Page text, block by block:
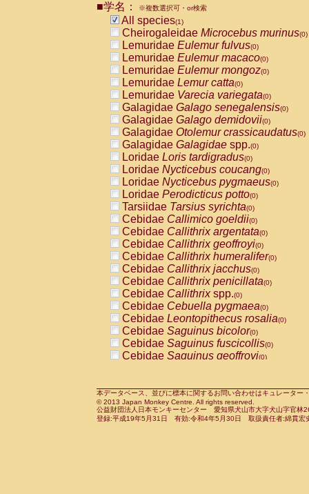
CebidaeCebus nigrivittatus
CebidaeCebus
CebidaeSaimiri boliviensis(0)
CebidaeSaimiri sciureus(0)
AtelidaeAlouatta caraya(0)
AtelidaeAlouatta fusca(0)
AtelidaeAlouatta seniculus
AtelidaeAlouattaspp.(0)
AtelidaeAteles belzebuth(0)
AtelidaeAteles geoffroyi(0)
AtelidaeAteles paniscus(0)
AtelidaeAtelesspp.(0)
Atelidae Lagothrix lagothricha
AtelidaeLagothrix lagothricha cana
PitheciidaeCacajao calvus
PitheciidaeCallicebus cupreus
PitheciidaeCallicebus donacophilus
PitheciidaeCallicebus moloch
PitheciidaeCallicebus torquatus
PitheciidaeCallicebusspp.(0)
PitheciidaeChiropotes satanas(0)
PitheciidaePithecia monachus
PitheciidaePithecia pithecia(0)
CercopithecidaeCercocebus agilis
CercopithecidaeCercocebus
CercopithecidaeCercocebus
CercopithecidaeCercocebus
CercopithecidaeCercocebus
CercopithecidaeCercocebushybrid
CercopithecidaePapio anubis(0)
CercopithecidaePapio cynocephalus
CercopithecidaePapio hamadryas(0)
■学名： ※複数選択可・or検索
All species(1)
Cheirogaleidae Microcebus murinus(0)
Lemuridae Eulemur fulvus(0)
Lemuridae Eulemur macaco(0)
Lemuridae Eulemur mongoz(0)
Lemuridae Lemur catta(0)
Lemuridae Varecia variegata(0)
Galagidae Galago senegalensis(0)
Galagidae Galago demidovii(0)
Galagidae Otolemur crassicaudatus(0)
Galagidae Galagidae spp.(0)
Loridae Loris tardigradus(0)
Loridae Nycticebus coucang(0)
Loridae Nycticebus pygmaeus(0)
Loridae Perodicticus potto(0)
Tarsiidae Tarsius syrichta(0)
Cebidae Callimico goeldii(0)
Cebidae Callithrix argentata(0)
Cebidae Callithrix geoffroyi(0)
Cebidae Callithrix humeralifer(0)
Cebidae Callithrix jacchus(0)
Cebidae Callithrix penicillata(0)
Cebidae Callithrixspp.(0)
Cebidae Cebuella pygmaea(0)
Cebidae Leontopithecus rosalia(0)
Cebidae Saguinus bicolor(0)
Cebidae Saguinus fuscicollis(0)
Cebidae Saguinus geoffroyi(0)
CebidaeSaguinus leucopus(0)
CebidaeSaguinus midas(0)
Cebidae Saguinus mystax(0)
本データベース、並びに標本に関するお問い合わせはキュレータ
© 2013 Japan Monkey Centre. All rights reserved.
公益財団法人日本モンキーセンター 愛知県犬山市大字犬山字官
登録:平成19年5月31日 有効:令和4年5月30日 取扱責任者:綿貫宏